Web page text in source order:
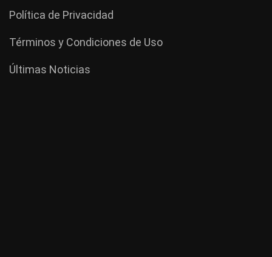
Política de Privacidad
Términos y Condiciones de Uso
Últimas Noticias